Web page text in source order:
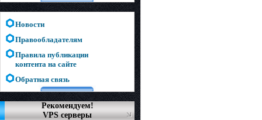
Новости
Правообладателям
Правила публикации
контента на сайте
Обратная связь
Рекомендуем!
VPS серверы